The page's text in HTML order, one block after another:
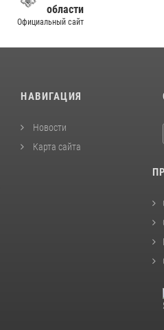
области
Официальный сайт
НАВИГАЦИЯ
Новости
Карта сайта